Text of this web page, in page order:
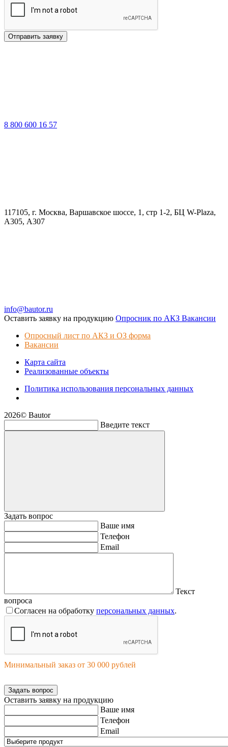
Отправить заявку
8 800 600 16 57
117105, г. Москва, Варшавское шоссе, 1, стр 1-2, БЦ W-Plaza,
А305, А307
info@bautor.ru
Оставить заявку на продукцию Опросник по АКЗ Вакансии
Опросный лист по АКЗ и ОЗ форма
Вакансии
Карта сайта
Реализованные объекты
Политика использования персональных данных
2026© Bautor
Введите текст
Задать вопрос
Ваше имя
Телефон
Email
Текст
вопроса
Согласен на обработку персональных данных.
Минимальный заказ от 30 000 рублей
Задать вопрос
Оставить заявку на продукцию
Ваше имя
Телефон
Email